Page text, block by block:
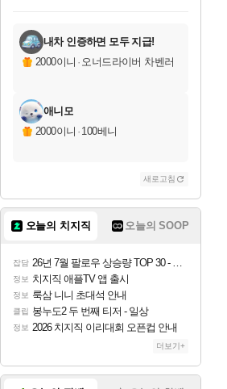
교환.
당첨되셨습니다.
당첨되셨습니다.
당첨되셨습니다.
당첨되셨습니다.
당첨되셨습니다.
당첨되셨습니다.
에디션 (스팀코드)를 교환.
당첨되셨습니다.
내차 인증하면 모두 지급!
2000이니 · 오너드라이버 차벤러
애니모
2000이니 · 100베니
새로고침
오늘의 치지직 오늘의 SOOP
잡담 26년 7월 팔로우 상승량 TOP 30 - 월간 치지직
정보 치지직 애플TV 앱 출시
정보 룩삼 니니 초대석 안내
클립 봉누도2 두 번째 티저 - 일상
정보 2026 치지직 이리대회 오픈컵 안내
더보기+